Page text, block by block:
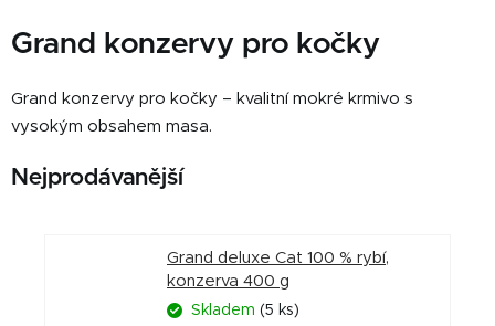
Grand konzervy pro kočky
Grand konzervy pro kočky – kvalitní mokré krmivo s
vysokým obsahem masa.
Nejprodávanější
Grand deluxe Cat 100 % rybí,
konzerva 400 g
Skladem (5 ks)